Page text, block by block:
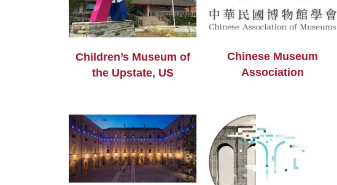
Children’s Museum of
the Upstate, US
Chinese Museum
Association